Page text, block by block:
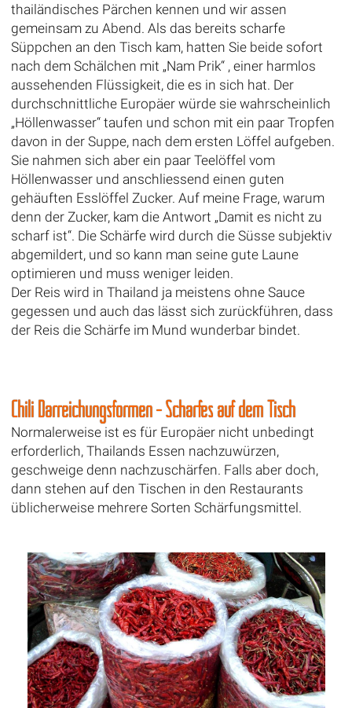
thailändisches Pärchen kennen und wir assen
gemeinsam zu Abend. Als das bereits scharfe
Süppchen an den Tisch kam, hatten Sie beide sofort
nach dem Schälchen mit „Nam Prik“ , einer harmlos
aussehenden Flüssigkeit, die es in sich hat. Der
durchschnittliche Europäer würde sie wahrscheinlich
„Höllenwasser“ taufen und schon mit ein paar Tropfen
davon in der Suppe, nach dem ersten Löffel aufgeben.
Sie nahmen sich aber ein paar Teelöffel vom
Höllenwasser und anschliessend einen guten
gehäuften Esslöffel Zucker. Auf meine Frage, warum
denn der Zucker, kam die Antwort „Damit es nicht zu
scharf ist“. Die Schärfe wird durch die Süsse subjektiv
abgemildert, und so kann man seine gute Laune
optimieren und muss weniger leiden.
Der Reis wird in Thailand ja meistens ohne Sauce
gegessen und auch das lässt sich zurückführen, dass
der Reis die Schärfe im Mund wunderbar bindet.
Chili Darreichungsformen - Scharfes auf dem Tisch
Normalerweise ist es für Europäer nicht unbedingt
erforderlich, Thailands Essen nachzuwürzen,
geschweige denn nachzuschärfen. Falls aber doch,
dann stehen auf den Tischen in den Restaurants
üblicherweise mehrere Sorten Schärfungsmittel.